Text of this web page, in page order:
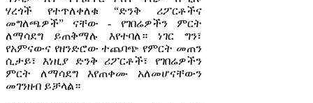
ሃረጎች የተጥለቀለቁ “ድንቅ ሪፖርቶችና
መግለጫዎች” ናቸው - የገበሬዎችን ምርት
ለማሳደግ ይጠቅማሉ እየተባለ። ነገር ግን፣
የአምናውና የዘንድሮው ተጨባጭ የምርት መጠን
ሲታይ፣ እነዚያ ድንቅ ሪፖርቶች፣ የገበሬዎችን
ምርት ለማሳደግ እየጠቀሙ አለመሆናቸውን
መገንዘብ ይቻላል።